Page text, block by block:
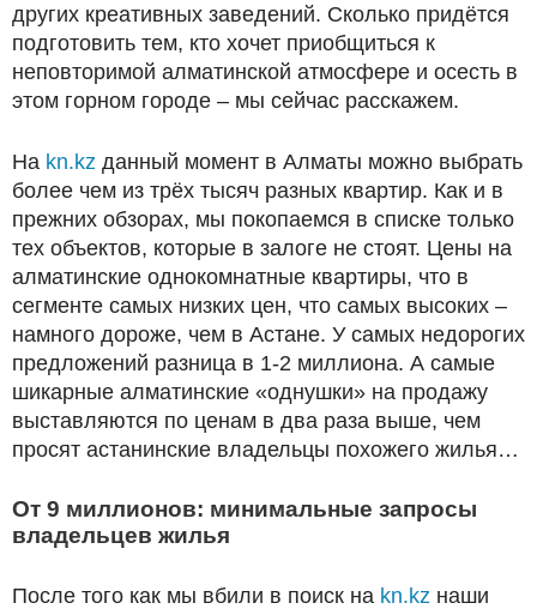
других креативных заведений. Сколько придётся
подготовить тем, кто хочет приобщиться к
неповторимой алматинской атмосфере и осесть в
этом горном городе – мы сейчас расскажем.
На kn.kz данный момент в Алматы можно выбрать
более чем из трёх тысяч разных квартир. Как и в
прежних обзорах, мы покопаемся в списке только
тех объектов, которые в залоге не стоят. Цены на
алматинские однокомнатные квартиры, что в
сегменте самых низких цен, что самых высоких –
намного дороже, чем в Астане. У самых недорогих
предложений разница в 1-2 миллиона. А самые
шикарные алматинские «однушки» на продажу
выставляются по ценам в два раза выше, чем
просят астанинские владельцы похожего жилья…
От 9 миллионов: минимальные запросы
владельцев жилья
После того как мы вбили в поиск на kn.kz наши